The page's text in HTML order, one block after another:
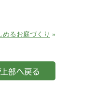
るお庭づくり »